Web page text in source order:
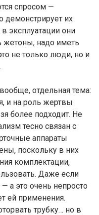
спросом —
демонстрирует их
эксплуатации они
жетоны, надо иметь
не только люди, но и
отдельная тема:
и на роль жертвы
более подходит. Не
тесно связан с
аппараты
поскольку в них
комплектации,
Даже если
а это очень непросто
ей применения.
трубку… но в